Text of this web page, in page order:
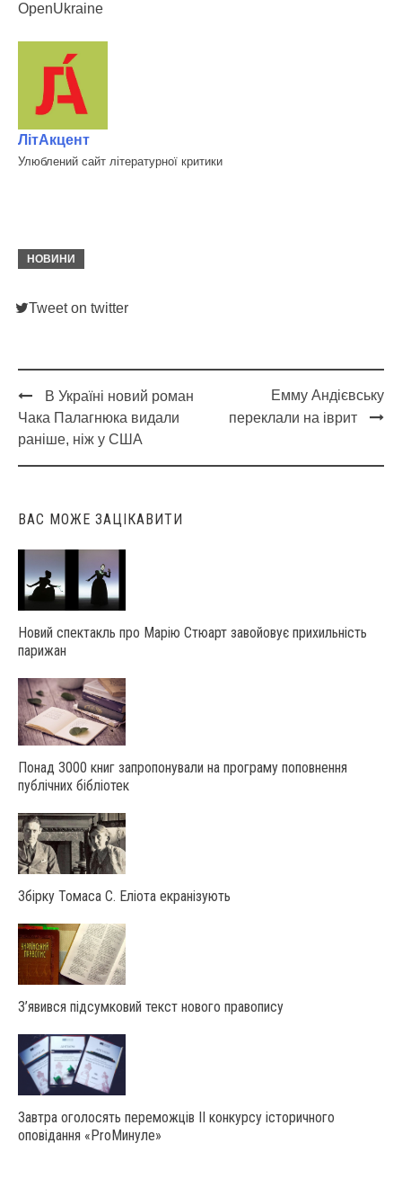
OpenUkraine
ЛітАкцент
Улюблений сайт літературної критики
НОВИНИ
Tweet on twitter
Post
navigation
В Україні новий роман
Чака Палагнюка видали
раніше, ніж у США
Емму Андієвську
переклали на іврит
ВАС МОЖЕ ЗАЦІКАВИТИ
Новий спектакль про Марію Стюарт завойовує прихильність
парижан
Понад 3000 книг запропонували на програму поповнення
публічних бібліотек
Збірку Томаса С. Еліота екранізують
З’явився підсумковий текст нового правопису
Завтра оголосять переможців ІІ конкурсу історичного
оповідання «ProМинуле»